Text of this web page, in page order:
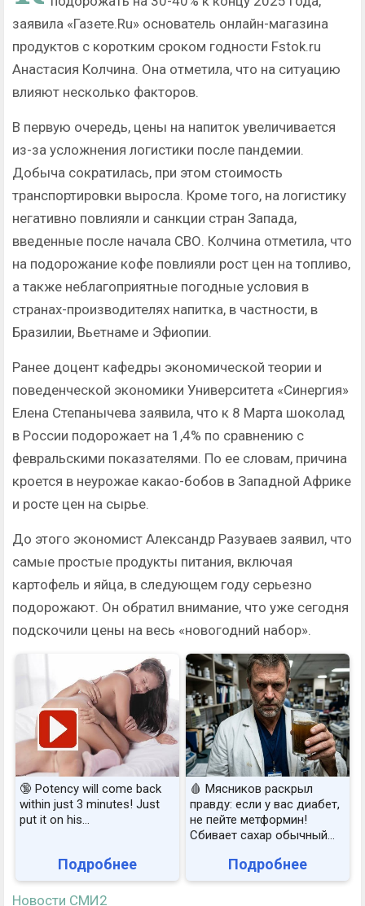
заявила «Газете.Ru» основатель онлайн-магазина
продуктов с коротким сроком годности Fstok.ru
Анастасия Колчина. Она отметила, что на ситуацию
влияют несколько факторов.
В первую очередь, цены на напиток увеличивается
из-за усложнения логистики после пандемии.
Добыча сократилась, при этом стоимость
транспортировки выросла. Кроме того, на логистику
негативно повлияли и санкции стран Запада,
введенные после начала СВО. Колчина отметила, что
на подорожание кофе повлияли рост цен на топливо,
а также неблагоприятные погодные условия в
странах-производителях напитка, в частности, в
Бразилии, Вьетнаме и Эфиопии.
Ранее доцент кафедры экономической теории и
поведенческой экономики Университета «Синергия»
Елена Степанычева заявила, что к 8 Марта шоколад
в России подорожает на 1,4% по сравнению с
февральскими показателями. По ее словам, причина
кроется в неурожае какао-бобов в Западной Африке
и росте цен на сырье.
До этого экономист Александр Разуваев заявил, что
самые простые продукты питания, включая
картофель и яйца, в следующем году серьезно
подорожают. Он обратил внимание, что уже сегодня
подскочили цены на весь «новогодний набор».
🔞 Potency will come back
within just 3 minutes! Just
put it on his…
Подробнее
🩸 Мясников раскрыл
правду: если у вас диабет,
не пейте метформин!
Сбивает сахар обычный...
Подробнее
Новости СМИ2